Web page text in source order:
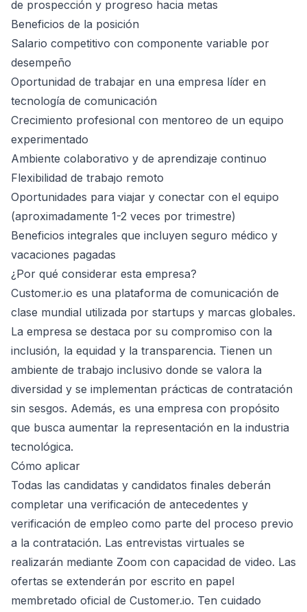
de prospección y progreso hacia metas
Beneficios de la posición
Salario competitivo con componente variable por
desempeño
Oportunidad de trabajar en una empresa líder en
tecnología de comunicación
Crecimiento profesional con mentoreo de un equipo
experimentado
Ambiente colaborativo y de aprendizaje continuo
Flexibilidad de trabajo remoto
Oportunidades para viajar y conectar con el equipo
(aproximadamente 1-2 veces por trimestre)
Beneficios integrales que incluyen seguro médico y
vacaciones pagadas
¿Por qué considerar esta empresa?
Customer.io es una plataforma de comunicación de
clase mundial utilizada por startups y marcas globales.
La empresa se destaca por su compromiso con la
inclusión, la equidad y la transparencia. Tienen un
ambiente de trabajo inclusivo donde se valora la
diversidad y se implementan prácticas de contratación
sin sesgos. Además, es una empresa con propósito
que busca aumentar la representación en la industria
tecnológica.
Cómo aplicar
Todas las candidatas y candidatos finales deberán
completar una verificación de antecedentes y
verificación de empleo como parte del proceso previo
a la contratación. Las entrevistas virtuales se
realizarán mediante Zoom con capacidad de video. Las
ofertas se extenderán por escrito en papel
membretado oficial de Customer.io. Ten cuidado